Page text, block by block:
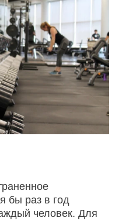
бы раз в год
человек. Для